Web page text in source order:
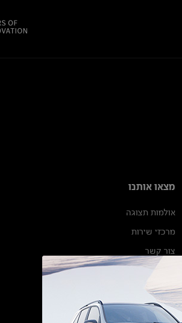
מצאו אותנו
אולמות תצוגה
מרכזי שירות
צור קשר